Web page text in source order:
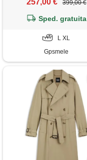
257,00 € 399,00 €
Sped. gratuita
L XL
Gpsmele